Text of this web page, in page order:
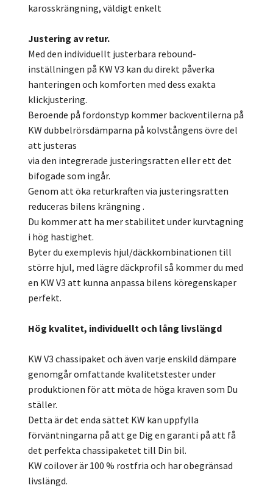
karosskrängning, väldigt enkelt
Justering av retur.
Med den individuellt justerbara rebound-
inställningen på KW V3 kan du direkt påverka
hanteringen och komforten med dess exakta
klickjustering.
Beroende på fordonstyp kommer backventilerna på
KW dubbelrörsdämparna på kolvstångens övre del
att justeras
via den integrerade justeringsratten eller ett det
bifogade som ingår.
Genom att öka returkraften via justeringsratten
reduceras bilens krängning .
Du kommer att ha mer stabilitet under kurvtagning
i hög hastighet.
Byter du exemplevis hjul/däckkombinationen till
större hjul, med lägre däckprofil så kommer du med
en KW V3 att kunna anpassa bilens köregenskaper
perfekt.
Hög kvalitet, individuellt och lång livslängd
KW V3 chassipaket och även varje enskild dämpare
genomgår omfattande kvalitetstester under
produktionen för att möta de höga kraven som Du
ställer.
Detta är det enda sättet KW kan uppfylla
förväntningarna på att ge Dig en garanti på att få
det perfekta chassipaketet till Din bil.
KW coilover är 100 % rostfria och har obegränsad
livslängd.